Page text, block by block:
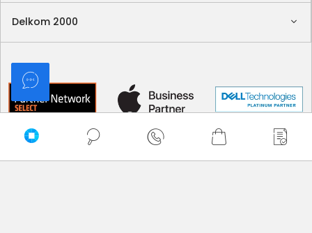
Delkom 2000